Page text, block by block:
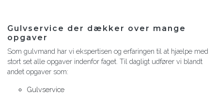
Gulvservice der dækker over mange
opgaver
Som gulvmand har vi ekspertisen og erfaringen til at hjælpe med
stort set alle opgaver indenfor faget. Til dagligt udfører vi blandt
andet opgaver som:
Gulvservice